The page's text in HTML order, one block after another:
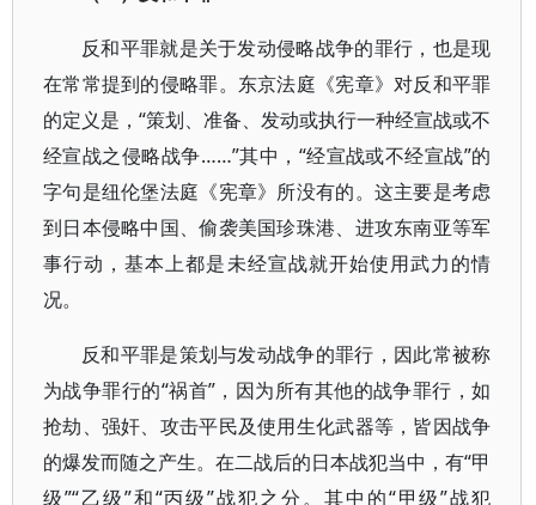
反和平罪就是关于发动侵略战争的罪行，也是现
在常常提到的侵略罪。东京法庭《宪章》对反和平罪
的定义是，“策划、准备、发动或执行一种经宣战或不
经宣战之侵略战争……”其中，“经宣战或不经宣战”的
字句是纽伦堡法庭《宪章》所没有的。这主要是考虑
到日本侵略中国、偷袭美国珍珠港、进攻东南亚等军
事行动，基本上都是未经宣战就开始使用武力的情
况。
反和平罪是策划与发动战争的罪行，因此常被称
为战争罪行的“祸首”，因为所有其他的战争罪行，如
抢劫、强奸、攻击平民及使用生化武器等，皆因战争
的爆发而随之产生。在二战后的日本战犯当中，有“甲
级”“乙级”和“丙级”战犯之分。其中的“甲级”战犯